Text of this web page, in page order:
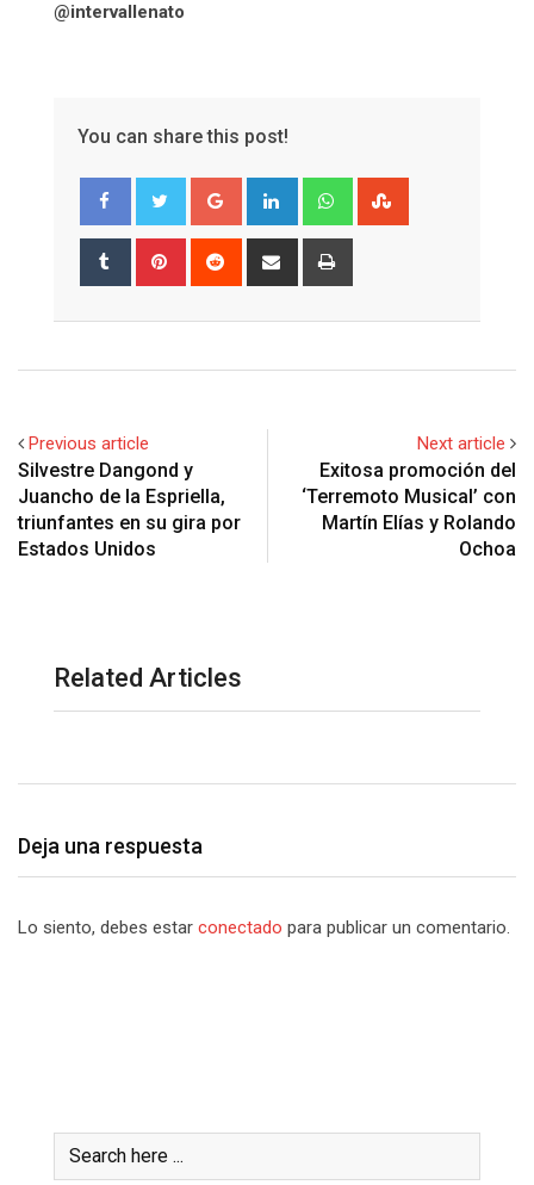
@intervallenato
You can share this post!
Google+ LinkedIn Whatsapp
Tumblr Pinterest Reddit
Share
Previous article
Silvestre Dangond y
Juancho de la Espriella,
triunfantes en su gira por
Estados Unidos
Next article
Exitosa promoción del
‘Terremoto Musical’ con
Martín Elías y Rolando
Ochoa
Related Articles
Deja una respuesta
Lo siento, debes estar conectado para publicar un comentario.